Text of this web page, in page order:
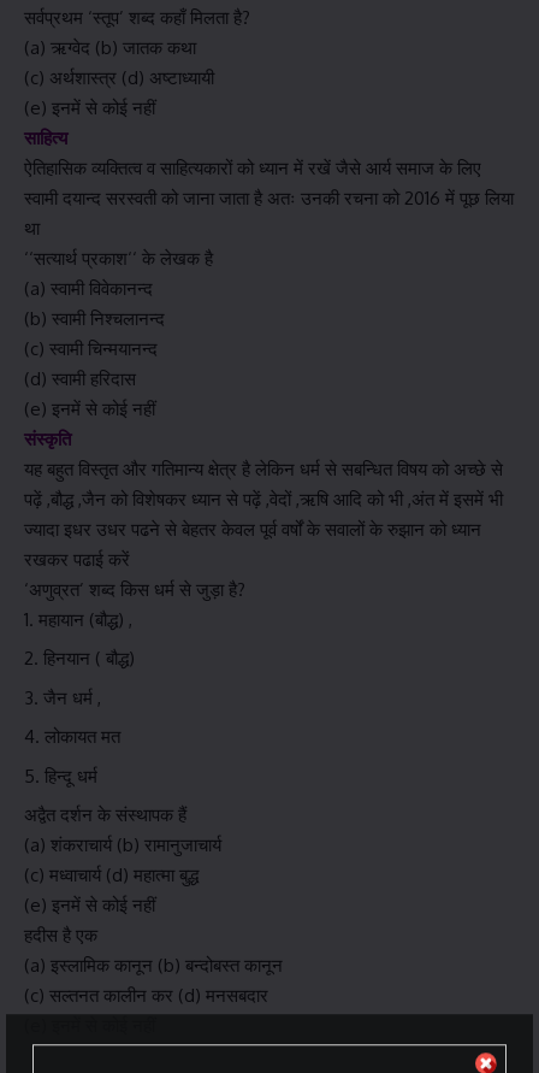
सर्वप्रथम ‘स्तूप’ शब्द कहाँ मिलता है?
(a) ऋग्वेद (b) जातक कथा
(c) अर्थशास्त्र (d) अष्टाध्यायी
(e) इनमें से कोई नहीं
साहित्य
ऐतिहासिक व्यक्तित्व व साहित्यकारों को ध्यान में रखें जैसे आर्य समाज के लिए
स्वामी दयान्द सरस्वती को जाना जाता है अतः उनकी रचना को 2016 में पूछ लिया
था
‘‘सत्यार्थ प्रकाश‘‘ के लेखक है
(a) स्वामी विवेकानन्द
(b) स्वामी निश्चलानन्द
(c) स्वामी चिन्मयानन्द
(d) स्वामी हरिदास
(e) इनमें से कोई नहीं
संस्कृति
यह बहुत विस्तृत और गतिमान्य क्षेत्र है लेकिन धर्म से सबन्धित विषय को अच्छे से
पढ़ें ,बौद्ध ,जैन को विशेषकर ध्यान से पढ़ें ,वेदों ,ऋषि आदि को भी ,अंत में इसमें भी
ज्यादा इधर उधर पढने से बेहतर केवल पूर्व वर्षों के सवालों के रुझान को ध्यान
रखकर पढाई करें
‘अणुव्रत’ शब्द किस धर्म से जुड़ा है?
महायान (बौद्ध) ,
हिनयान ( बौद्ध)
जैन धर्म ,
लोकायत मत
हिन्दू धर्म
अद्वैत दर्शन के संस्थापक हैं
(a) शंकराचार्य (b) रामानुजाचार्य
(c) मध्वाचार्य (d) महात्मा बुद्ध
(e) इनमें से कोई नहीं
हदीस है एक
(a) इस्लामिक कानून (b) बन्दोबस्त कानून
(c) सल्तनत कालीन कर (d) मनसबदार